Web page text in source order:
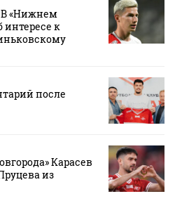
В «Нижнем
интересе к
после
Карасев
из